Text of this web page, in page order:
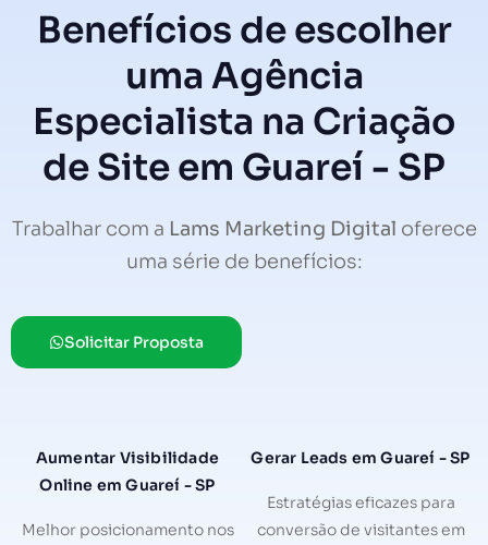
Benefícios de escolher
uma Agência
Especialista na Criação
de Site em Guareí - SP
Trabalhar com a Lams Marketing Digital oferece
uma série de benefícios:
Solicitar Proposta
Aumentar Visibilidade
Online em Guareí - SP
Melhor posicionamento nos
Gerar Leads em Guareí - SP
Estratégias eficazes para
conversão de visitantes em